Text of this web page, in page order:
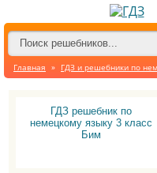
Главная » ГДЗ и решебники по
ГДЗ решебник по
немецкому языку 3 класс
Бим